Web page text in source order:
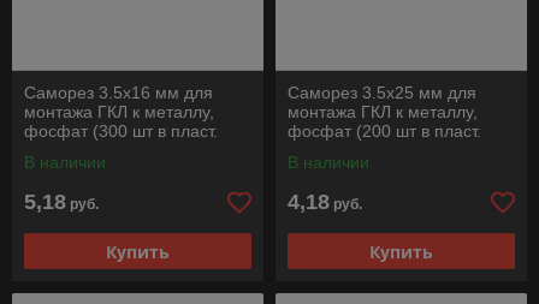
Саморез 3.5х16 мм для
монтажа ГКЛ к металлу,
фосфат (300 шт в пласт.
В наличии
5,18 руб.
Купить
Саморез 3.5х25 мм для
монтажа ГКЛ к металлу,
фосфат (200 шт в пласт.
В наличии
4,18 руб.
Купить